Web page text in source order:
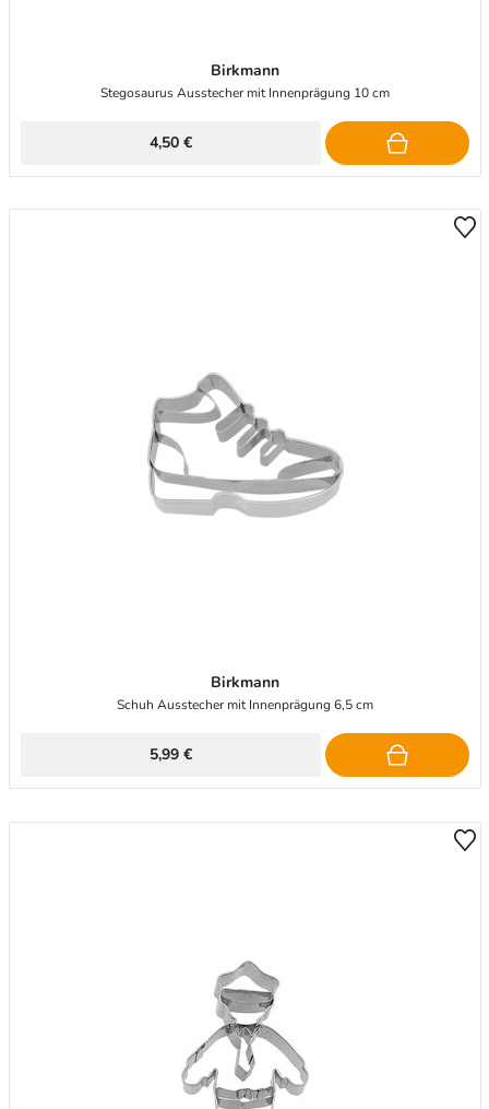
Birkmann
Stegosaurus Ausstecher mit Innenprägung 10 cm
4,50 €
Birkmann
Schuh Ausstecher mit Innenprägung 6,5 cm
5,99 €